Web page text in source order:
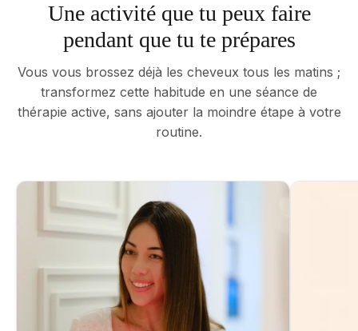
Une activité que tu peux faire
pendant que tu te prépares
Vous vous brossez déjà les cheveux tous les matins ;
transformez cette habitude en une séance de
thérapie active, sans ajouter la moindre étape à votre
routine.